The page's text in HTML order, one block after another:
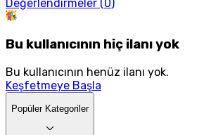
Değerlendirmeler (0)
Bu kullanıcının hiç ilanı yok
Bu kullanıcının henüz ilanı yok.
Keşfetmeye Başla
Popüler Kategoriler